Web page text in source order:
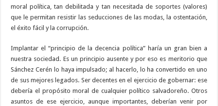
moral política, tan debilitada y tan necesitada de soportes (valores)
que le permitan resistir las seducciones de las modas, la ostentación,
el éxito fácil y la corrupción.
Implantar el “principio de la decencia política” haría un gran bien a
nuestra sociedad. Es un principio ausente y por eso es meritorio que
Sánchez Cerén lo haya impulsado; al hacerlo, lo ha convertido en uno
de sus mejores legados. Ser decentes en el ejercicio de gobernar: ese
debería el propósito moral de cualquier político salvadoreño. Otros
asuntos de ese ejercicio, aunque importantes, deberían venir por